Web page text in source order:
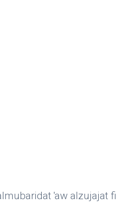
'aw alzujajat fi